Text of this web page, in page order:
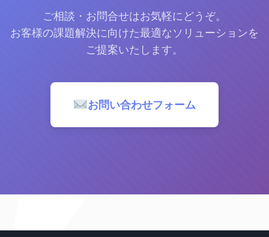
ご相談・お問合せはお気軽にどうぞ。
お客様の課題解決に向けた最適なソリューションを
ご提案いたします。
お問い合わせフォーム